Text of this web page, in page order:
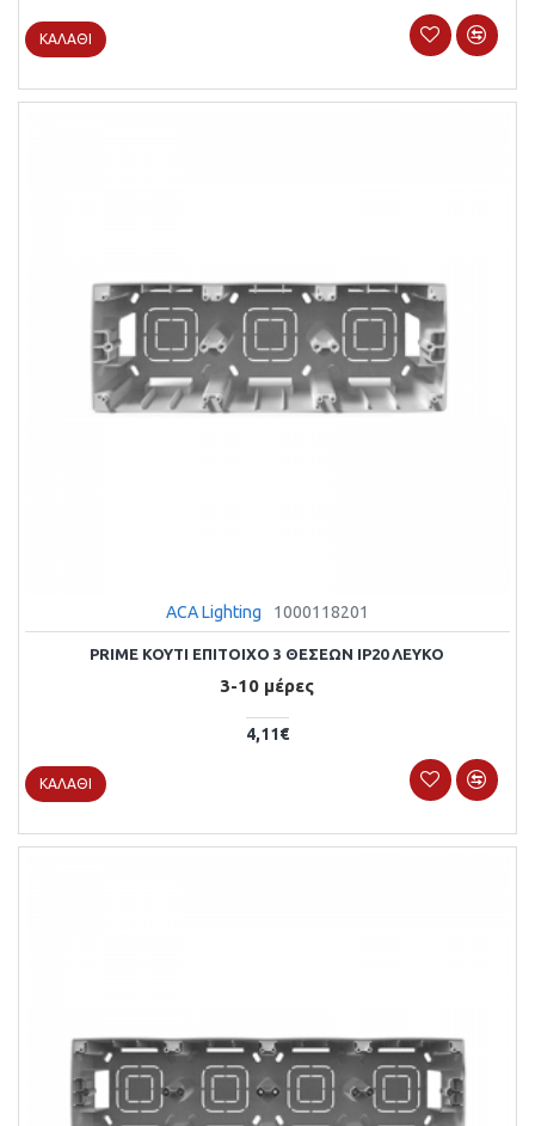
ΚΑΛΆΘΙ
ACA Lighting 1000118201
PRIME KOYTI ΕΠΙΤΟΙΧΟ 3 ΘΕΣΕΩΝ IP20 ΛΕΥΚΟ
3-10 μέρες
4,11€
ΚΑΛΆΘΙ